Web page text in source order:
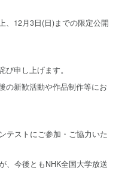
、12月3日(日)までの限定公開
申し上げます。
の新歓活動や作品制作等にお
テストにご参加・ご協力いた
、今後ともNHK全国大学放送